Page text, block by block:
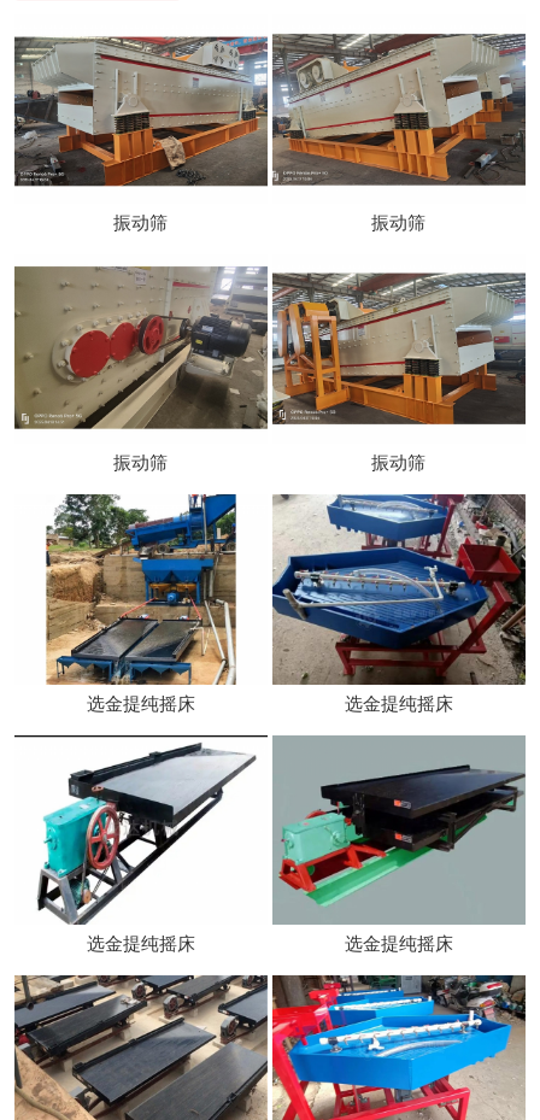
振动筛 振动筛
振动筛 振动筛
选金提纯摇床 选金提纯摇床
选金提纯摇床 选金提纯摇床